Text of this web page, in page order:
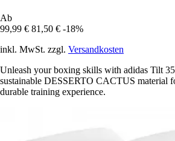
Ab
99,99 € 81,50 € -18%
inkl. MwSt. zzgl. Versandkosten
Unleash your boxing skills with adidas Tilt
sustainable DESSERTO CACTUS material
durable training experience.